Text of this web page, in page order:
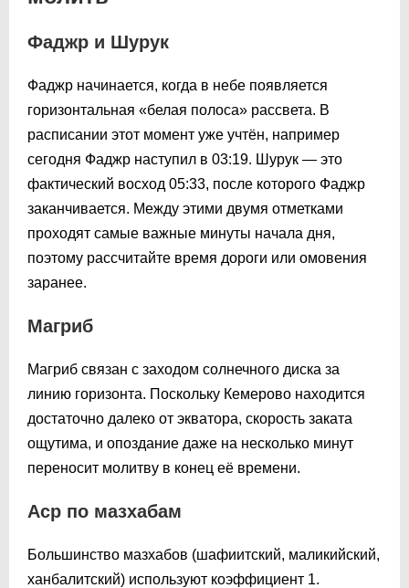
Фаджр и Шурук
Фаджр начинается, когда в небе появляется
горизонтальная «белая полоса» рассвета. В
расписании этот момент уже учтён, например
сегодня Фаджр наступил в 03:19. Шурук — это
фактический восход 05:33, после которого Фаджр
заканчивается. Между этими двумя отметками
проходят самые важные минуты начала дня,
поэтому рассчитайте время дороги или омовения
заранее.
Магриб
Магриб связан с заходом солнечного диска за
линию горизонта. Поскольку Кемерово находится
достаточно далеко от экватора, скорость заката
ощутима, и опоздание даже на несколько минут
переносит молитву в конец её времени.
Аср по мазхабам
Большинство мазхабов (шафиитский, маликийский,
ханбалитский) используют коэффициент 1.